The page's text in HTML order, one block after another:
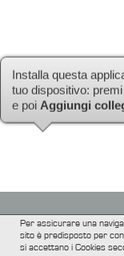
TUTTI
Per assicurare una
sito è predisposto per
si accettano i Cookies
Installa questa
tuo dispositivo:
Aggiungi